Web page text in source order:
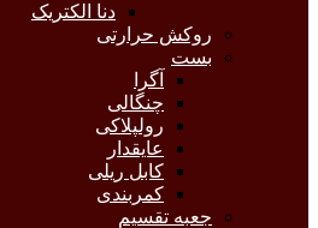
دنا الکتریک
روکش حرارتی
بست
آگرا
چنگالی
رولپلاکی
عایقدار
کابل ریلی
کمربندی
جعبه تقسیم